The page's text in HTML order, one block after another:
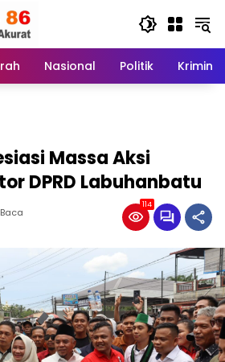
Nasional Politik Kriminal
Massa Aksi
DPRD Labuhanbatu
114